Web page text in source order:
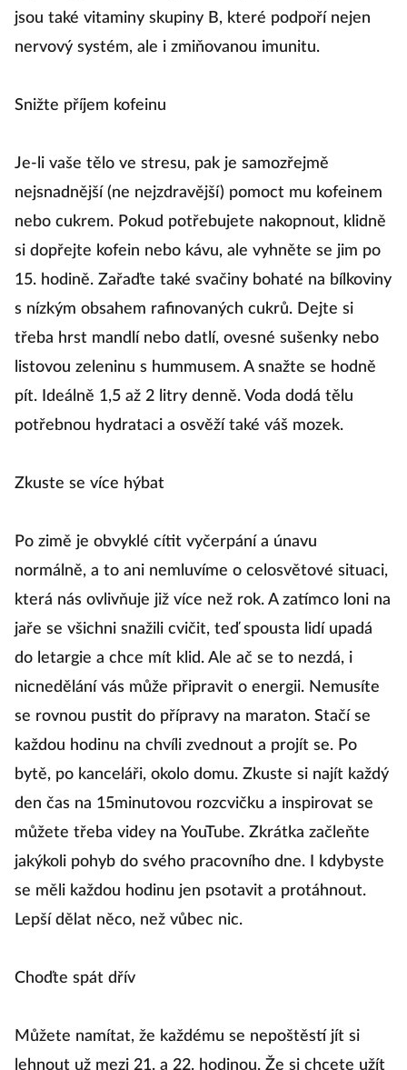
jsou také vitaminy skupiny B, které podpoří nejen
nervový systém, ale i zmiňovanou imunitu.
Snižte příjem kofeinu
Je-li vaše tělo ve stresu, pak je samozřejmě
nejsnadnější (ne nejzdravější) pomoct mu kofeinem
nebo cukrem. Pokud potřebujete nakopnout, klidně
si dopřejte kofein nebo kávu, ale vyhněte se jim po
15. hodině. Zařaďte také svačiny bohaté na bílkoviny
s nízkým obsahem rafinovaných cukrů. Dejte si
třeba hrst mandlí nebo datlí, ovesné sušenky nebo
listovou zeleninu s hummusem. A snažte se hodně
pít. Ideálně 1,5 až 2 litry denně. Voda dodá tělu
potřebnou hydrataci a osvěží také váš mozek.
Zkuste se více hýbat
Po zimě je obvyklé cítit vyčerpání a únavu
normálně, a to ani nemluvíme o celosvětové situaci,
která nás ovlivňuje již více než rok. A zatímco loni na
jaře se všichni snažili cvičit, teď spousta lidí upadá
do letargie a chce mít klid. Ale ač se to nezdá, i
nicnedělání vás může připravit o energii. Nemusíte
se rovnou pustit do přípravy na maraton. Stačí se
každou hodinu na chvíli zvednout a projít se. Po
bytě, po kanceláři, okolo domu. Zkuste si najít každý
den čas na 15minutovou rozcvičku a inspirovat se
můžete třeba videy na YouTube. Zkrátka začleňte
jakýkoli pohyb do svého pracovního dne. I kdybyste
se měli každou hodinu jen psotavit a protáhnout.
Lepší dělat něco, než vůbec nic.
Choďte spát dřív
Můžete namítat, že každému se nepoštěstí jít si
lehnout už mezi 21. a 22. hodinou. Že si chcete užít